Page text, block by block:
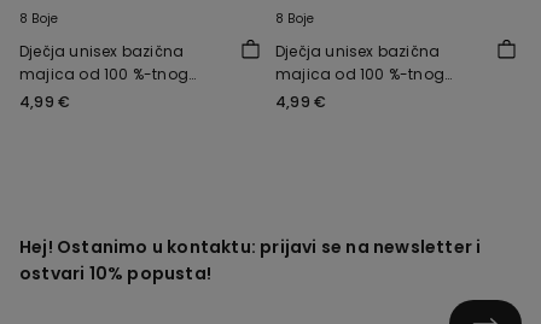
8 Boje
Dječja unisex bazična
majica od 100 %-tnog
pamuka s okruglim
4,99 €
8 Boje
Dječja unisex bazična
majica od 100 %-tnog
pamuka s okruglim
4,99 €
Hej! Ostanimo u kontaktu: prijavi se na newsletter i
ostvari 10% popusta!